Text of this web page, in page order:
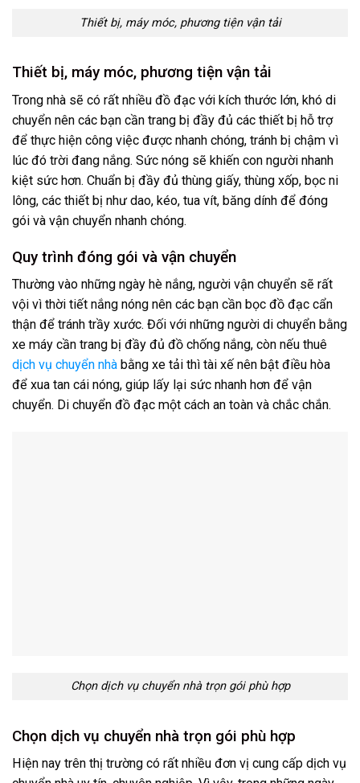
Thiết bị, máy móc, phương tiện vận tải
Thiết bị, máy móc, phương tiện vận tải
Trong nhà sẽ có rất nhiều đồ đạc với kích thước lớn, khó di
chuyển nên các bạn cần trang bị đầy đủ các thiết bị hỗ trợ
để thực hiện công việc được nhanh chóng, tránh bị chậm vì
lúc đó trời đang nắng. Sức nóng sẽ khiến con người nhanh
kiệt sức hơn. Chuẩn bị đầy đủ thùng giấy, thùng xốp, bọc ni
lông, các thiết bị như dao, kéo, tua vít, băng dính để đóng
gói và vận chuyển nhanh chóng.
Quy trình đóng gói và vận chuyển
Thường vào những ngày hè nắng, người vận chuyển sẽ rất
vội vì thời tiết nắng nóng nên các bạn cần bọc đồ đạc cẩn
thận để tránh trầy xước. Đối với những người di chuyển bằng
xe máy cần trang bị đầy đủ đồ chống nắng, còn nếu thuê
dịch vụ chuyển nhà bằng xe tải thì tài xế nên bật điều hòa
để xua tan cái nóng, giúp lấy lại sức nhanh hơn để vận
chuyển. Di chuyển đồ đạc một cách an toàn và chắc chắn.
Chọn dịch vụ chuyển nhà trọn gói phù hợp
Chọn dịch vụ chuyển nhà trọn gói phù hợp
Hiện nay trên thị trường có rất nhiều đơn vị cung cấp dịch vụ